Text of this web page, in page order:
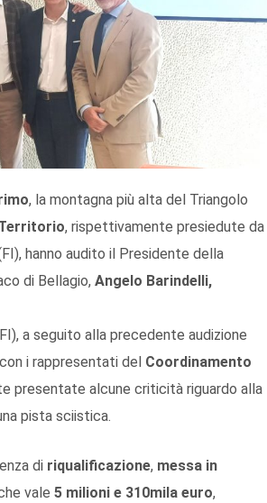
, la montagna più alta del Triangolo
, rispettivamente presiedute da
hanno audito il Presidente della
di Bellagio, Angelo Barindelli,
a seguito alla precedente audizione
i rappresentati del Coordinamento
presentate alcune criticità riguardo alla
pista sciistica.
di riqualificazione, messa in
vale 5 milioni e 310mila euro,